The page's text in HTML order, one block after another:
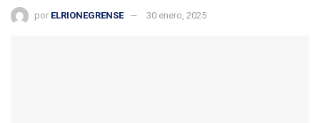
por ELRIONEGRENSE 30 enero, 2025